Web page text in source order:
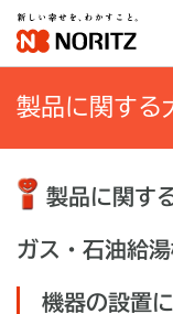
製品に関する
製品に関す
ガス・石油給
機器の設置